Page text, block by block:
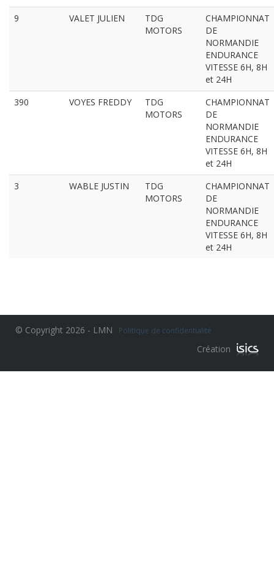
9
VALET JULIEN
TDG
MOTORS
CHAMPIONNAT
DE
NORMANDIE
ENDURANCE
VITESSE 6H, 8H
et 24H
390
VOYES FREDDY
TDG
MOTORS
CHAMPIONNAT
DE
NORMANDIE
ENDURANCE
VITESSE 6H, 8H
et 24H
3
WABLE JUSTIN
TDG
MOTORS
CHAMPIONNAT
DE
NORMANDIE
ENDURANCE
VITESSE 6H, 8H
et 24H
© Copyright 2026 - LMN Politique de confidentialité
Création